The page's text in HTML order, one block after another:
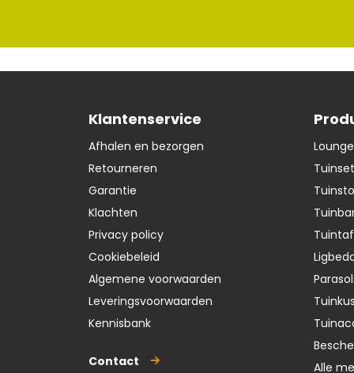
Klantenservice
Afhalen en bezorgen
Retourneren
Garantie
Klachten
Privacy policy
Cookiebeleid
Algemene voorwaarden
Leveringsvoorwaarden
Kennisbank
Contact
Alle